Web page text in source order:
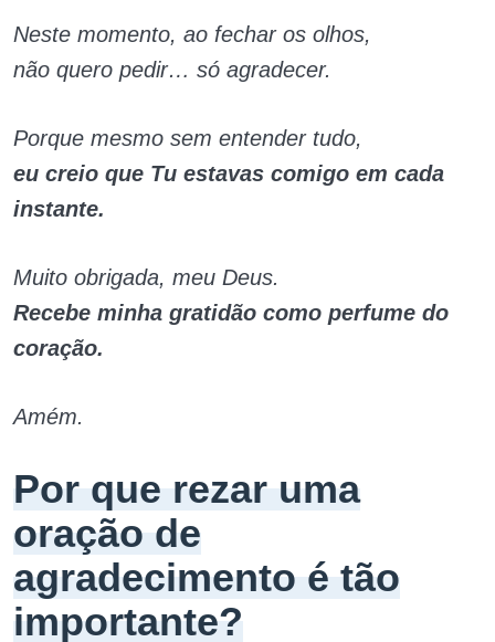
Neste momento, ao fechar os olhos,
não quero pedir… só agradecer.
Porque mesmo sem entender tudo,
eu creio que Tu estavas comigo em cada
instante.
Muito obrigada, meu Deus.
Recebe minha gratidão como perfume do
coração.
Amém.
Por que rezar uma
oração de
agradecimento é tão
importante?